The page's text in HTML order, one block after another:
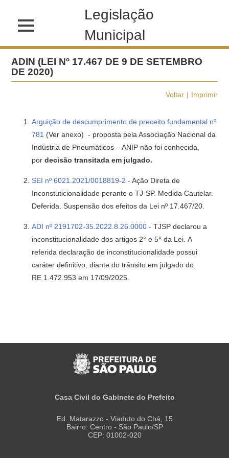
Legislação
Municipal
ADIN (LEI Nº 17.467 DE 9 DE SETEMBRO
DE 2020)
Voltar Imprimir
Arguição de descumprimento de preceito fundamental nº
781 (Ver anexo) - proposta pela Associação Nacional da
Indústria de Pneumáticos – ANIP não foi conhecida,
pordecisão transitada em julgado.
SEI nº 6021.2021/0018819-2 - Ação Direta de
Inconstuticionalidade perante o TJ-SP. Medida Cautelar.
Deferida. Suspensão dos efeitos da Lei nº 17.467/20.
ADI nº 2191702-35.2022.8.26.0000 - TJSP declarou a
inconstitucionalidade dos artigos 2° e 5° da Lei. A
referida declaração de inconstitucionalidade possui
caráter definitivo, diante do trânsito em julgado do
RE 1.472.953 em 17/09/2025.
Casa Civil do Gabinete do Prefeito
Ed. Matarazzo - Viaduto do Chá, 15
Bairro: Centro - São Paulo/SP
CEP: 01002-020